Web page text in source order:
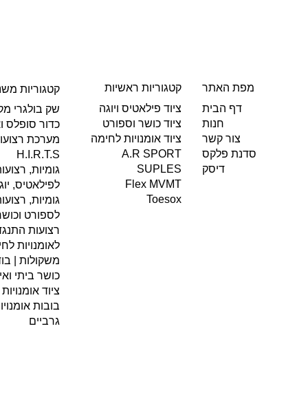
שק בולגרי
כדור סופלס
H.I.R.T.S
גומיות,
לפילאטיס,
גומיות,
לספורט
רצועות
לאומנויות
משקולות |
כושר ביתי
ציוד
בובות
גרביים
קטגוריות
ציוד פילאטיס ויוגה
ציוד כושר וספורט
ציוד אומנויות לחימה
A.R SPORT
SUPLES
Flex MVMT
Toesox
קטגוריות ראשיות
דף הבית
חנות
צור קשר
סדנת פלקס
דיסק
מפת האתר